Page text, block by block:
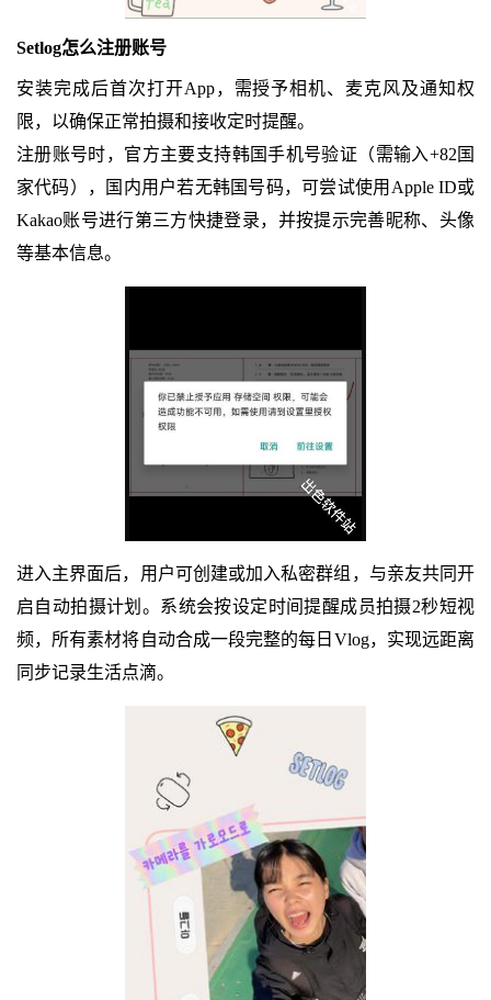
Setlog怎么注册账号
安装完成后首次打开App，需授予相机、麦克风及通知权
限，以确保正常拍摄和接收定时提醒。
注册账号时，官方主要支持韩国手机号验证（需输入+82国
家代码），国内用户若无韩国号码，可尝试使用Apple ID或
Kakao账号进行第三方快捷登录，并按提示完善昵称、头像
等基本信息。
进入主界面后，用户可创建或加入私密群组，与亲友共同开
启自动拍摄计划。系统会按设定时间提醒成员拍摄2秒短视
频，所有素材将自动合成一段完整的每日Vlog，实现远距离
同步记录生活点滴。